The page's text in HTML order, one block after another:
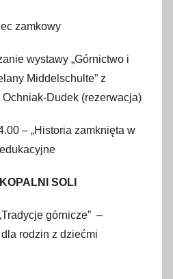
zamkowy
wystawy „Górnictwo i
Middelschulte” z
Dudek (rezerwacja)
– „Historia zamknięta w
SOLI
górnicze” –
rodzin z dziećmi